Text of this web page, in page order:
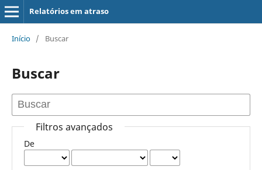
Relatórios em atraso
Início / Buscar
Buscar
Filtros avançados
De